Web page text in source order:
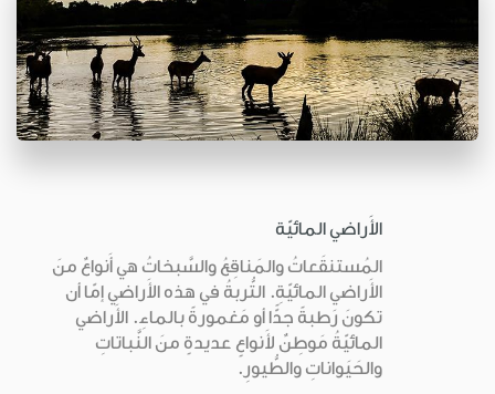
الأَراضي المائيّة
المُستنقَعاتُ والمَناقِعُ والسَّبخاتُ هي أَنواعٌ منَ
الأَراضي المائيّةِ. التُّربةُ في هذه الأَراضي إمّا أن
تكونَ رَطبةً جدًّا أو مَغمورةً بالماءِ. الأَراضي
المائيّةُ مَوطِنٌ لأَنواعٍ عديدةٍ منَ النَّباتاتِ
والحَيَواناتِ والطُّيورِ.